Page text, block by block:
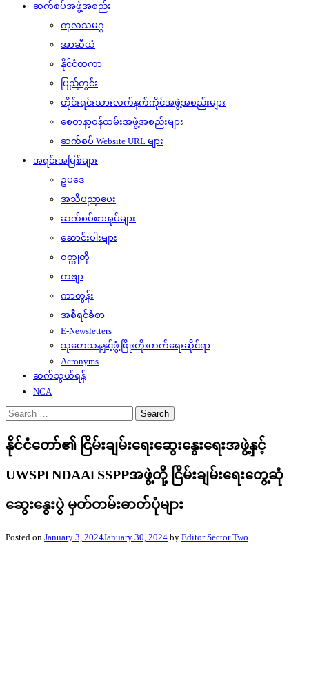
ဆက်စပ်အဖွဲ့အစည်း
ကုလသမဂ္ဂ
အာဆီယံ
နိုင်ငံတကာ
ပြည်တွင်း
တိုင်းရင်းသားလက်နက်ကိုင်အဖွဲ့အစည်းများ
စေတနာ့ဝန်ထမ်းအဖွဲ့အစည်းများ
ဆက်စပ် Website URL များ
အရင်းအမြစ်များ
ဥပဒေ
အသိပညာပေး
ဆက်စပ်စာအုပ်များ
ဆောင်းပါးများ
ဝတ္ထုတို
ကဗျာ
ကာတွန်း
အစီရင်ခံစာ
E-Newsletters
သုတေသနနှင့်ဖွံ့ဖြိုးတိုးတက်ရေးဆိုင်ရာ
Acronyms
ဆက်သွယ်ရန်
NCA
Search
for:
နိုင်ငံတော်၏ ငြိမ်းချမ်းရေးဆွေးနွေးရေးအဖွဲ့နှင့်
UWSP၊ NDAA၊ SSPPအဖွဲ့တို့ ငြိမ်းချမ်းရေးတွေ့ဆုံ
ဆွေးနွေးပွဲ မှတ်တမ်းဓာတ်ပုံများ
Posted on January 3, 2024January 30, 2024 by Editor Sector Two